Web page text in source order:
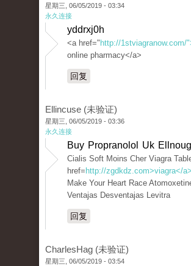
星期三, 06/05/2019 - 03:34
永久连接
yddrxj0h
<a href=" http://1stviagranow.com/
online pharmacy</a>
回复
Ellincuse (未验证)
星期三, 06/05/2019 - 03:36
永久连接
Buy Propranolol Uk Ellnoug
Cialis Soft Moins Cher Viagra
href= http://zgdkdz.com>viagra</a>
Make Your Heart Race
Ventajas Desventajas Levitra
回复
CharlesHag (未验证)
星期三, 06/05/2019 - 03:54